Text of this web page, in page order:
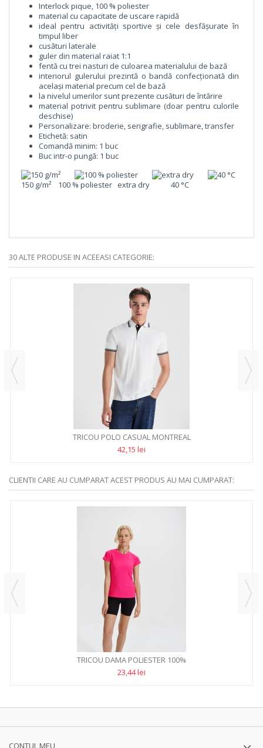
Interlock pique, 100 % poliester
material cu capacitate de uscare rapidă
ideal pentru activități sportive și cele desfășurate în
timpul liber
cusături laterale
guler din material raiat 1:1
fentă cu trei nasturi de culoarea materialului de bază
interiorul gulerului prezintă o bandă confecţionată din
acelaşi material precum cel de bază
la nivelul umerilor sunt prezente cusături de întărire
material potrivit pentru sublimare (doar pentru culorile
deschise)
Personalizare: broderie, serigrafie, sublimare, transfer
Etichetă: satin
Comandă minim: 1 buc
Buc intr-o pungă: 1 buc
150 g/m² 100 % poliester extra dry 40 °C
30 ALTE PRODUSE IN ACEEASI CATEGORIE:
TRICOU POLO CASUAL MONTREAL
42,15 lei
CLIENTII CARE AU CUMPARAT ACEST PRODUS AU MAI CUMPARAT:
TRICOU DAMA POLIESTER 100%
23,44 lei
CONTUL MEU